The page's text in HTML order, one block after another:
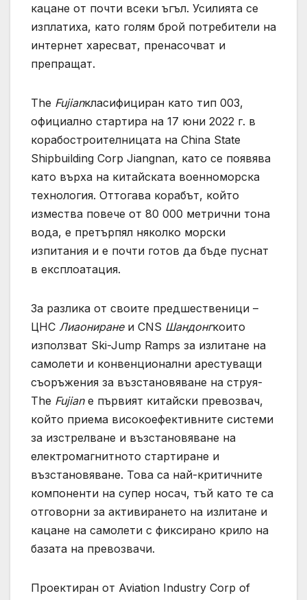
кацане от почти всеки ъгъл. Усилията се
изплатиха, като голям брой потребители на
интернет харесват, пренасочват и
препращат.
The Fujianкласифициран като тип 003,
официално стартира на 17 юни 2022 г. в
корабостроителницата на China State
Shipbuilding Corp Jiangnan, като се появява
като върха на китайската военноморска
технология. Оттогава корабът, който
измества повече от 80 000 метрични тона
вода, е претърпял няколко морски
изпитания и е почти готов да бъде пуснат
в експлоатация.
За разлика от своите предшественици –
ЦНС Лиаониранеи CNS Шандонгкоито
използват Ski-Jump Ramps за излитане на
самолети и конвенционални арестуващи
съоръжения за възстановяване на струя-
The Fujian е първият китайски превозвач,
който приема високоефективните системи
за изстрелване и възстановяване на
електромагнитното стартиране и
възстановяване. Това са най-критичните
компоненти на супер носач, тъй като те са
отговорни за активирането на излитане и
кацане на самолети с фиксирано крило на
базата на превозвачи.
Проектиран от Aviation Industry Corp of